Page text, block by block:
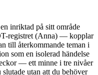
inriktad på sitt område
registret (Anna) — kopplar
till återkommande teman i
som en isolerad händelse
— ett minne i tre nivåer
utan att du behöver